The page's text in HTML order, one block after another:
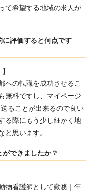
て希望する地域の求人が
に評価すると何点です
への転職を成功させるこ
無料ですし、マイページ
ることが出来るので良い
る際にもう少し細かく地
と思います。
できましたか？
物看護師として勤務｜年